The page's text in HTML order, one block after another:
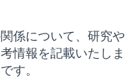
係について、研究や
情報を記載いたしま
す。